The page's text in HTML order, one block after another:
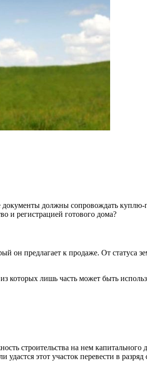
должны сопровождать куплю-
и регистрацией готового дома?
он предлагает к продаже. От статуса
которых лишь часть может быть
строительства на нем
этот участок перевести в